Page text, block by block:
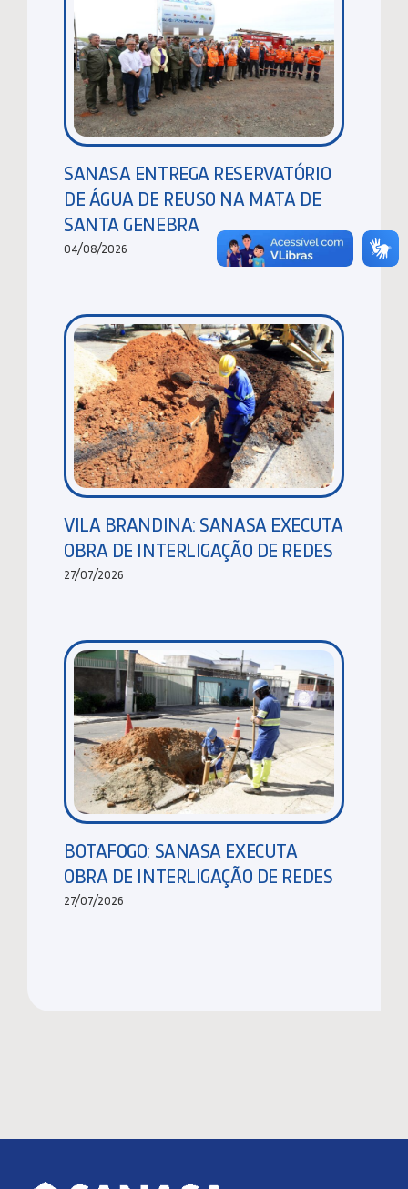
SANASA ENTREGA RESERVATÓRIO
DE ÁGUA DE REUSO NA MATA DE
SANTA GENEBRA
04/08/2026
VILA BRANDINA: SANASA EXECUTA
OBRA DE INTERLIGAÇÃO DE REDES
27/07/2026
BOTAFOGO: SANASA EXECUTA
OBRA DE INTERLIGAÇÃO DE REDES
27/07/2026